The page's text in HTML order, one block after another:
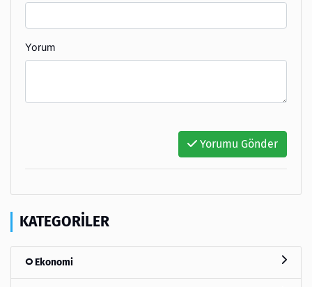
Yorum
Yorumu Gönder
KATEGORILER
Ekonomi